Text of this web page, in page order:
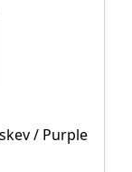
/ Purple